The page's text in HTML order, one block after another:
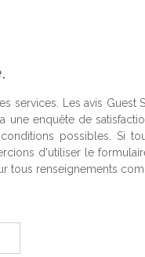
services. Les avis Guest
une enquête de
possibles. Si
d'utiliser le
tous renseignements